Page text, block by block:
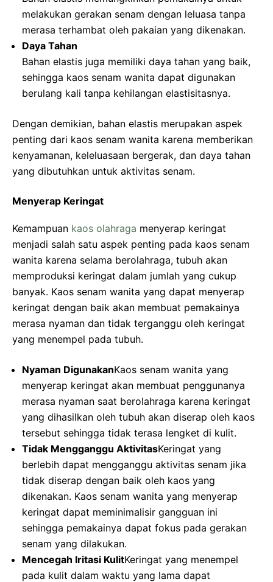
melakukan gerakan senam dengan leluasa tanpa
merasa terhambat oleh pakaian yang dikenakan.
Daya Tahan
Bahan elastis juga memiliki daya tahan yang baik,
sehingga kaos senam wanita dapat digunakan
berulang kali tanpa kehilangan elastisitasnya.
Dengan demikian, bahan elastis merupakan aspek
penting dari kaos senam wanita karena memberikan
kenyamanan, keleluasaan bergerak, dan daya tahan
yang dibutuhkan untuk aktivitas senam.
Menyerap Keringat
Kemampuan kaos olahraga menyerap keringat
menjadi salah satu aspek penting pada kaos senam
wanita karena selama berolahraga, tubuh akan
memproduksi keringat dalam jumlah yang cukup
banyak. Kaos senam wanita yang dapat menyerap
keringat dengan baik akan membuat pemakainya
merasa nyaman dan tidak terganggu oleh keringat
yang menempel pada tubuh.
Nyaman DigunakanKaos senam wanita yang
menyerap keringat akan membuat penggunanya
merasa nyaman saat berolahraga karena keringat
yang dihasilkan oleh tubuh akan diserap oleh kaos
tersebut sehingga tidak terasa lengket di kulit.
Tidak Mengganggu AktivitasKeringat yang
berlebih dapat mengganggu aktivitas senam jika
tidak diserap dengan baik oleh kaos yang
dikenakan. Kaos senam wanita yang menyerap
keringat dapat meminimalisir gangguan ini
sehingga pemakainya dapat fokus pada gerakan
senam yang dilakukan.
Mencegah Iritasi KulitKeringat yang menempel
pada kulit dalam waktu yang lama dapat